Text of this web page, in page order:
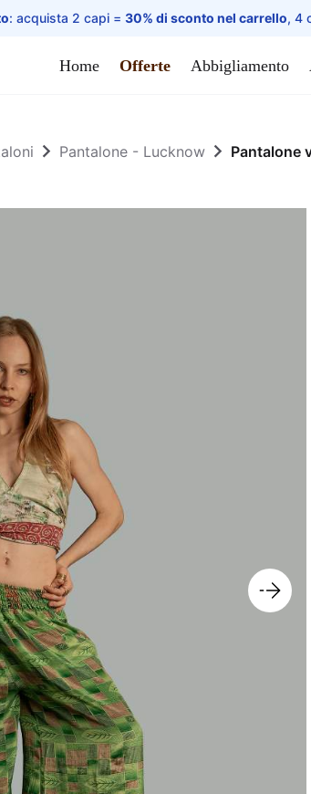
: acquista 2 capi = 30% di sconto nel carrello, 4
Home Offerte Abbigliamento
Pantalone - Lucknow Pantalone